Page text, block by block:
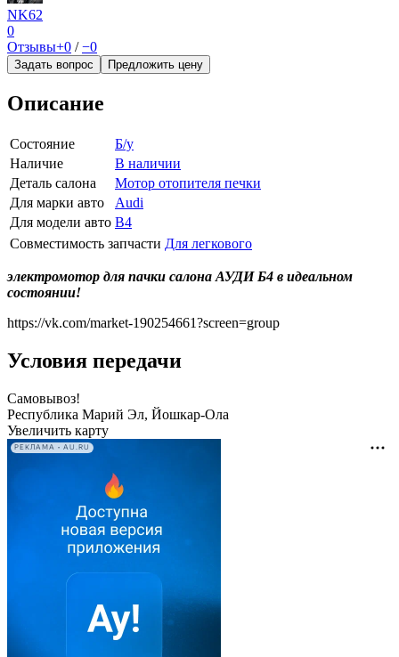
NK62
0
Отзывы+0 /−0
Задать вопрос Предложить цену
Описание
Состояние
Б/у
Наличие
В наличии
Деталь салона
Мотор отопителя печки
Для марки авто
Audi
Для модели авто B4
Совместимость запчасти Для легкового
электромотор для пачки салона АУДИ Б4 в идеальном
состоянии!
https://vk.com/market-190254661?screen=group
Условия передачи
Самовывоз!
Республика Марий Эл, Йошкар-Ола
Увеличить карту
РЕКЛАМА • AU.RU